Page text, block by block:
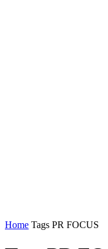
Home Tags PR FOCUS